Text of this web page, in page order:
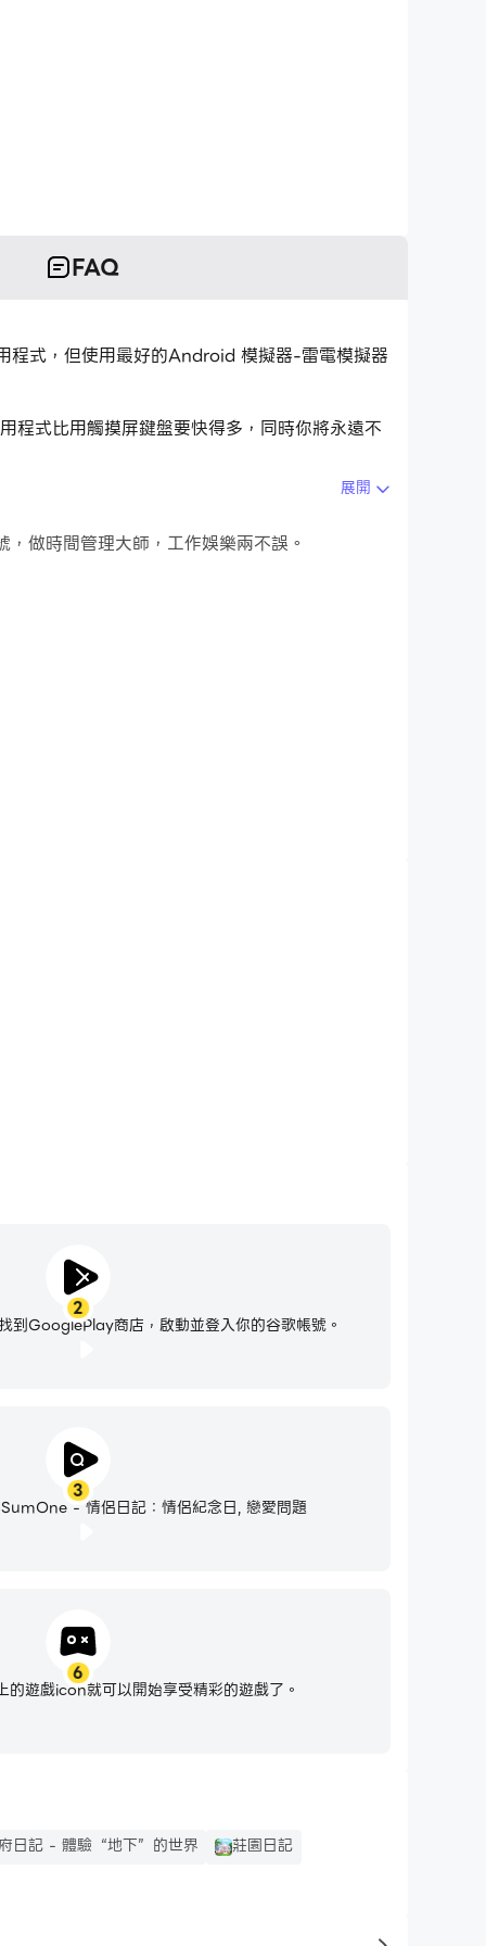
FAQ
式，但使用最好的Android 模擬器-雷電模擬器
程式比用觸摸屏鍵盤要快得多，同時你將永遠不
展開
做時間管理大師，工作娛樂兩不誤。
2
到GooglePlay商店，啟動並登入你的谷歌帳號。
3
- 情侶日記：情侶紀念日, 戀愛問題
6
的遊戲icon就可以開始享受精彩的遊戲了。
日記 - 體驗“地下”的世界
莊園日記